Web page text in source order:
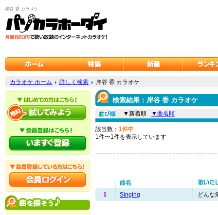
岸谷 香 カラオケ
カラオケ ホーム 詳しく検索 岸谷 香 カラオケ
検索結果：岸谷 香 カラオケ
▼新着順 ▼曲名順
該当数： 1件中
1件〜1件を表示しています
1 Singing どんな